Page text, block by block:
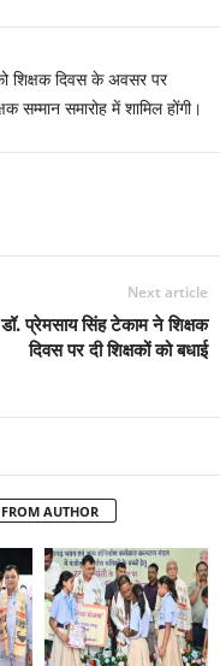
शिक्षक दिवस के अवसर पर
सम्मान समारोह में शामिल होंगी।
Next article
प्रेमसाय सिंह टेकाम ने शिक्षक
दिवस पर दी शिक्षकों को बधाई
AUTHOR